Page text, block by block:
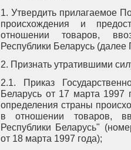
1. Утвердить прилагаемое
происхождения и
отношении товаров,
Республики Беларусь
2. Признать утратившими
2.1. Приказ
Беларусь от 17 марта
определения страны
в отношении товаров,
Республики Беларусь"
от 18 марта 1997 года);